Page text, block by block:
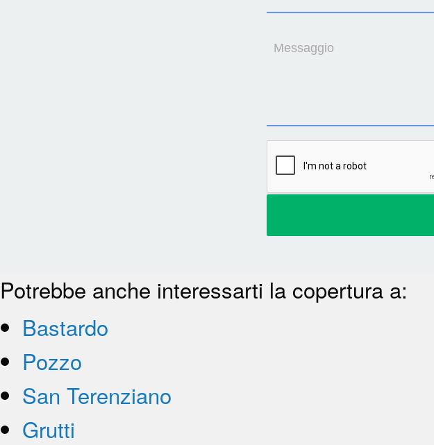
Messaggio
Potrebbe anche interessarti la copertura a:
Bastardo
Pozzo
San Terenziano
Grutti